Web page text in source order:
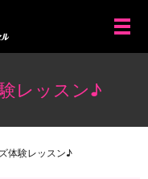
メ
レッスン♪
体験レッスン♪